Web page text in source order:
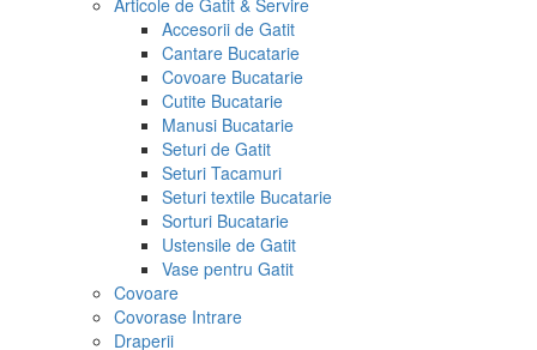
Articole de Gatit & Servire
Accesorii de Gatit
Cantare Bucatarie
Covoare Bucatarie
Cutite Bucatarie
Manusi Bucatarie
Seturi de Gatit
Seturi Tacamuri
Seturi textile Bucatarie
Sorturi Bucatarie
Ustensile de Gatit
Vase pentru Gatit
Covoare
Covorase Intrare
Draperii